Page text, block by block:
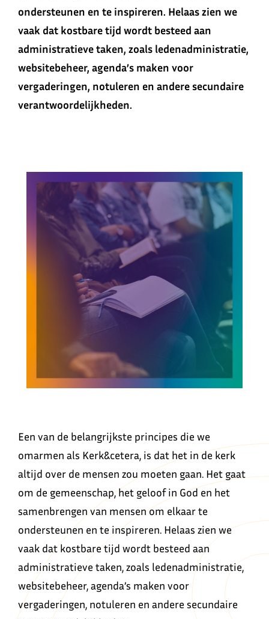
ondersteunen en te inspireren. Helaas zien we
vaak dat kostbare tijd wordt besteed aan
administratieve taken, zoals ledenadministratie,
websitebeheer, agenda’s maken voor
vergaderingen, notuleren en andere secundaire
verantwoordelijkheden.
Een van de belangrijkste principes die we
omarmen als Kerk&cetera, is dat het in de kerk
altijd over de mensen zou moeten gaan. Het gaat
om de gemeenschap, het geloof in God en het
samenbrengen van mensen om elkaar te
ondersteunen en te inspireren. Helaas zien we
vaak dat kostbare tijd wordt besteed aan
administratieve taken, zoals ledenadministratie,
websitebeheer, agenda’s maken voor
vergaderingen, notuleren en andere secundaire